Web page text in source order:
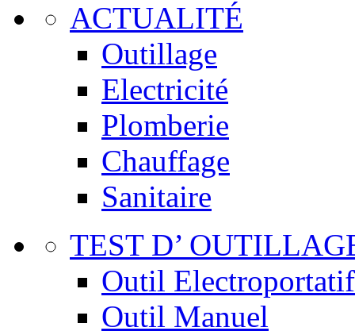
ACTUALITÉ
Outillage
Electricité
Plomberie
Chauffage
Sanitaire
TEST D’
Outil Electroportatif
Outil Manuel